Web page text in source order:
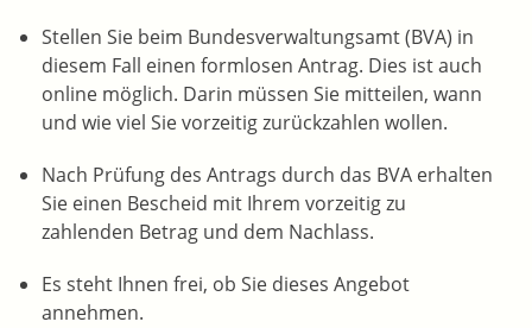
Stellen Sie beim Bundesverwaltungsamt (BVA) in
diesem Fall einen formlosen Antrag. Dies ist auch
online möglich. Darin müssen Sie mitteilen, wann
und wie viel Sie vorzeitig zurückzahlen wollen.
Nach Prüfung des Antrags durch das BVA erhalten
Sie einen Bescheid mit Ihrem vorzeitig zu
zahlenden Betrag und dem Nachlass.
Es steht Ihnen frei, ob Sie dieses Angebot
annehmen.